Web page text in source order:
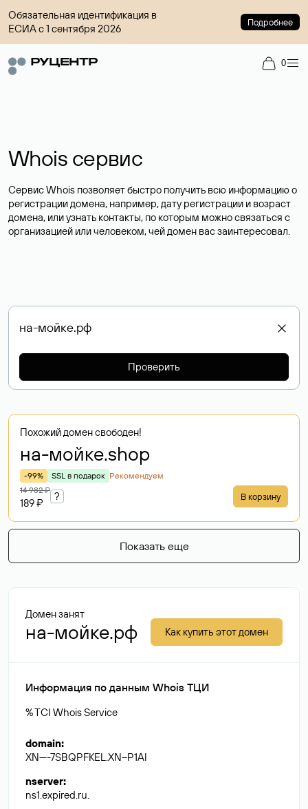
Обязательная идентификация в
ЕСИА с 1 сентября 2026
Подробнее
0
Whois сервис
Сервис Whois позволяет быстро получить всю информацию о
регистрации домена, например, дату регистрации и возраст
домена, или узнать контакты, по которым можно связаться с
организацией или человеком, чей домен вас заинтересовал.
Проверить
Похожий домен свободен!
на-мойке.shop
-99% SSL в подарок Рекомендуем
14 982 ₽
189 ₽
? В корзину
Показать еще
Домен занят
на-мойке.рф Как купить этот домен
Информация по данным Whois ТЦИ
% TCI Whois Service
domain:
XN----7SBQPFKEL.XN--P1AI
nserver:
ns1.expired.ru.